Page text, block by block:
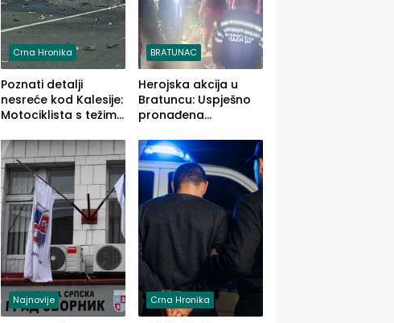
Crna Hronika
Poznati detalji
nesreće kod Kalesije:
Motociklista s težim,
lakšim povredama
BRATUNAC
Herojska akcija u
Bratuncu: Uspješno
pronađena
a Ivanka Lazić,
rodom iz Kravice.
Najnovije Crna Hronika